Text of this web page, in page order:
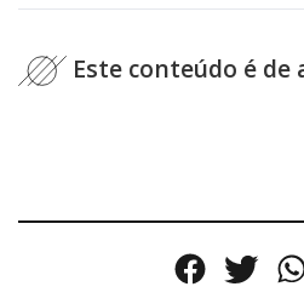
Este conteúdo é de